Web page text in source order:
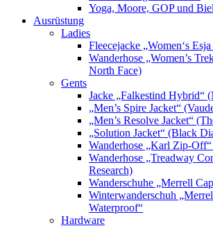
Yoga, Moore, GOP und
Ausrüstung
Ladies
Fleecejacke „Women‘s
Wanderhose „Women’s
North Face)
Gents
Jacke „Falkestind Hybrid“
„Men’s Spire Jacket“
„Men’s Resolve Jacket“
„Solution Jacket“ (Black
Wanderhose „Karl Zip-
Wanderhose „Treadway
Research)
Wanderschuhe „Merrell
Winterwanderschuh
Waterproof“
Hardware